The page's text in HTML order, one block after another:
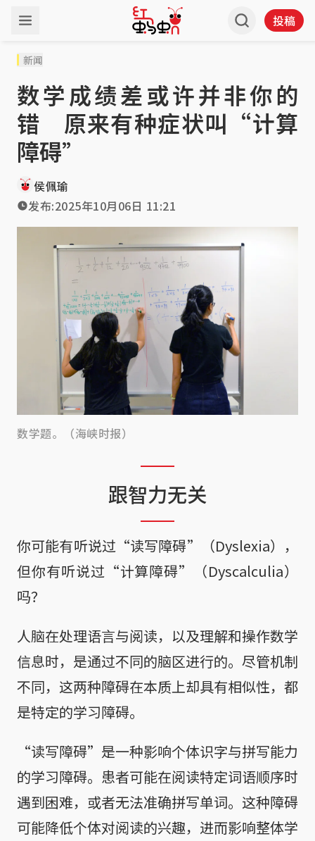
投稿
新闻
数学成绩差或许并非你的
错 原来有种症状叫“计算
障碍”
侯佩瑜
发布:2025年10月06日 11:21
数学题。（海峡时报）
跟智力无关
你可能有听说过“读写障碍”（Dyslexia），
但你有听说过“计算障碍”（Dyscalculia）
吗？
人脑在处理语言与阅读，以及理解和操作数学
信息时，是通过不同的脑区进行的。尽管机制
不同，这两种障碍在本质上却具有相似性，都
是特定的学习障碍。
“读写障碍”是一种影响个体识字与拼写能力
的学习障碍。患者可能在阅读特定词语顺序时
遇到困难，或者无法准确拼写单词。这种障碍
可能降低个体对阅读的兴趣，进而影响整体学